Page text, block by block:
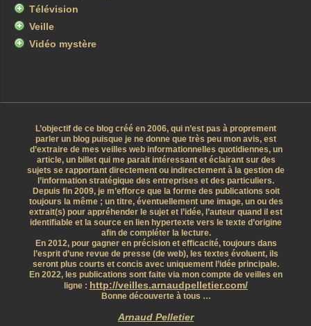
Télévision
Veille
Vidéo mystère
L’objectif de ce blog créé en 2006, qui n’est pas à proprement
parler un blog puisque je ne donne que très peu mon avis, est
d’extraire de mes veilles web informationnelles quotidiennes, un
article, un billet qui me parait intéressant et éclairant sur des
sujets se rapportant directement ou indirectement à la gestion de
l’information stratégique des entreprises et des particuliers.
Depuis fin 2009, je m’efforce que la forme des publications soit
toujours la même ; un titre, éventuellement une image, un ou des
extrait(s) pour appréhender le sujet et l’idée, l’auteur quand il est
identifiable et la source en lien hypertexte vers le texte d’origine
afin de compléter la lecture.
En 2012, pour gagner en précision et efficacité, toujours dans
l’esprit d’une revue de presse (de web), les textes évoluent, ils
seront plus courts et concis avec uniquement l’idée principale.
En 2022, les publications sont faite via mon compte de veilles en
ligne : http://veilles.arnaudpelletier.com/
Bonne découverte à tous …
Arnaud Pelletier